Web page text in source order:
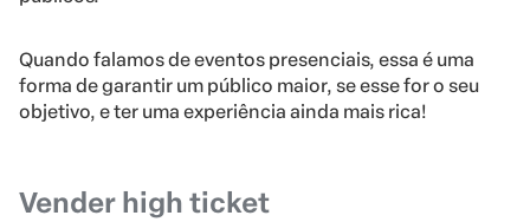
Quando falamos de eventos presenciais, essa é uma
forma de garantir um público maior, se esse for o seu
objetivo, e ter uma experiência ainda mais rica!
Vender high ticket